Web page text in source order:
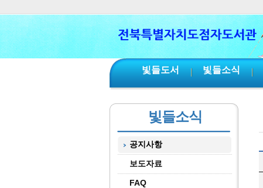
빛들도서 빛들소식
빛들소식
공지사항
보도자료
FAQ